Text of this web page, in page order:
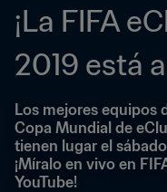
¡La FIFA
2019 está
Los mejores equipos
Copa Mundial de
tienen lugar el
¡Míralo en vivo en
YouTube!